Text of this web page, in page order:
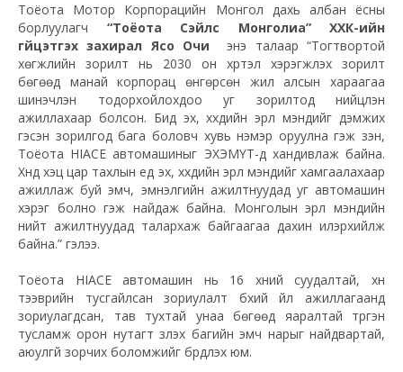
Тоёота Мотор Корпорацийн Монгол дахь албан ёсны
борлуулагч “Тоёота Сэйлс Монголиа” ХХК-ийн
гүйцэтгэх захирал Ясүо Оүчи
энэ талаар “Тогтвортой
хөгжлийн зорилт нь 2030 он хүртэл хэрэгжүүлэх зорилт
бөгөөд манай корпорац өнгөрсөн жил алсын хараагаа
шинэчлэн тодорхойлохдоо уг зорилтод нийцүүлэн
ажиллахаар болсон. Бид эх, хүүхдийн эрүүл мэндийг дэмжих
гэсэн зорилгод бага боловч хувь нэмэр оруулна гэж үзэн,
Тоёота HIACE автомашиныг ЭХЭМҮТ-д хандивлаж байна.
Хүнд хэцүү цар тахлын үед эх, хүүхдийн эрүүл мэндийг хамгаалахаар
ажиллаж буй эмч, эмнэлгийн ажилтнуудад уг автомашин
хэрэг болно гэж найдаж байна. Монголын эрүүл мэндийн
нийт ажилтнуудад талархаж байгаагаа дахин илэрхийлж
байна.” гэлээ.
Тоёота HIACE автомашин нь 16 хүний суудалтай, хүн
тээврийн тусгайлсан зориулалт бүхий үйл ажиллагаанд
зориулагдсан, тав тухтай унаа бөгөөд яаралтай түргэн
тусламж орон нутагт үзүүлэх багийн эмч нарыг найдвартай,
аюулгүй зорчих боломжийг бүрдүүлэх юм.